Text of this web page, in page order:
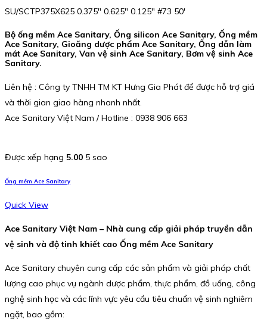
SU/SCTP375X625 0.375″ 0.625″ 0.125″ #73 50′
Bộ ống mềm Ace Sanitary, Ống silicon Ace Sanitary, Ống mềm
Ace Sanitary, Gioăng dược phẩm Ace Sanitary, Ống dẫn làm
mát Ace Sanitary, Van vệ sinh Ace Sanitary, Bơm vệ sinh Ace
Sanitary.
Liên hệ : Công ty TNHH TM KT Hưng Gia Phát để được hỗ trợ giá
và thời gian giao hàng nhanh nhất.
Ace Sanitary Việt Nam / Hotline : 0938 906 663
Được xếp hạng 5.00 5 sao
Ống mềm Ace Sanitary
Quick View
Ace Sanitary Việt Nam – Nhà cung cấp giải pháp truyền dẫn
vệ sinh và độ tinh khiết cao Ống mềm Ace Sanitary
Ace Sanitary chuyên cung cấp các sản phẩm và giải pháp chất
lượng cao phục vụ ngành dược phẩm, thực phẩm, đồ uống, công
nghệ sinh học và các lĩnh vực yêu cầu tiêu chuẩn vệ sinh nghiêm
ngặt, bao gồm: